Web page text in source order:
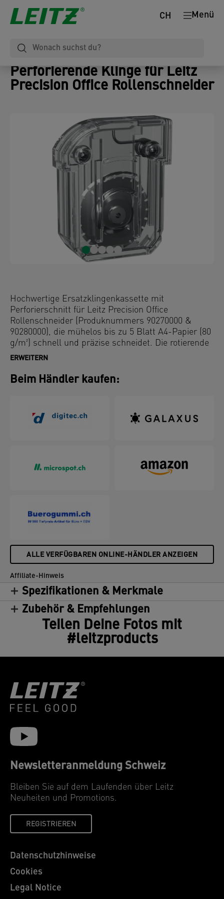
Menü
CH
Perforierende Klinge für Leitz
Precision Office Rollenschneider
Hochwertige Ersatzklingenkassette mit
Perforierschnitt für Leitz Precision Office
Rollenschneider (Produknummers 90270000 &
90280000), die mühelos bis zu 5 Blatt A4-Papier (80
g/m²) schnell und präzise schneidet. Die rotierende
Kreisklinge ist in einer Kunststoffkassette
Gebrauch zu Hause, im Büro oder im
lässt. Ebenfalls erhältlich sind Kassetten für
viele Jahre lang einen präzisen Schnitt liefert.
ERWEITERN
Beim Händler kaufen:
ALLE VERFÜGBAREN ONLINE-HÄNDLER ANZEIGEN
Affiliate-Hinweis
Spezifikationen & Merkmale
Zubehör & Empfehlungen
Teilen Deine Fotos mit
#leitzproducts
Newsletteranmeldung Schweiz
Bleiben Sie auf dem Laufenden über Leitz
Neuheiten und Promotions.
REGISTRIEREN
Datenschutzhinweise
Cookies
Legal Notice